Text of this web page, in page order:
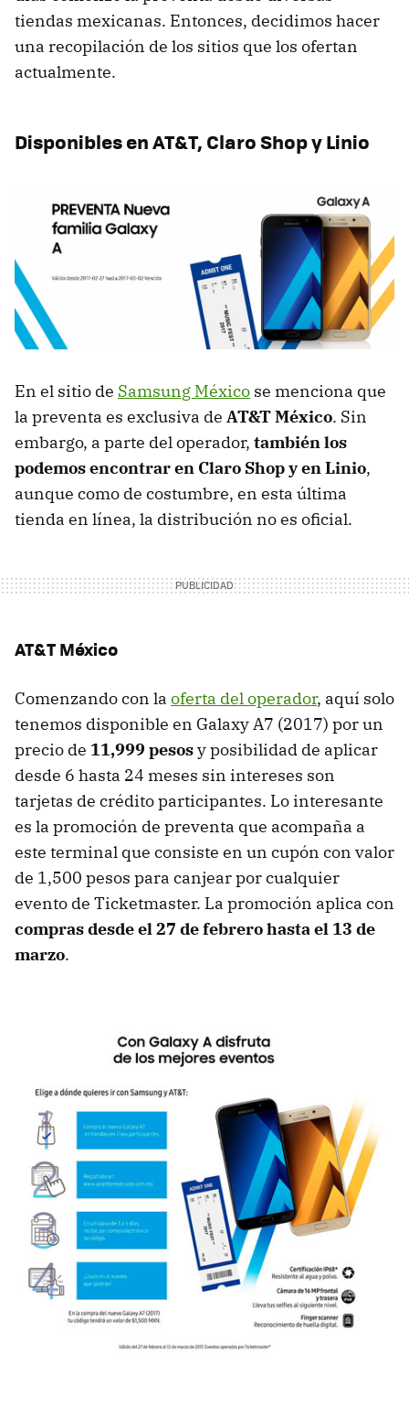
tiendas mexicanas. Entonces, decidimos hacer
una recopilación de los sitios que los ofertan
actualmente.
Disponibles en AT&T, Claro Shop y Linio
En el sitio de Samsung México se menciona que
la preventa es exclusiva de AT&T México. Sin
embargo, a parte del operador, también los
podemos encontrar en Claro Shop y en Linio,
aunque como de costumbre, en esta última
tienda en línea, la distribución no es oficial.
AT&T México
Comenzando con la oferta del operador, aquí solo
tenemos disponible en Galaxy A7 (2017) por un
precio de 11,999 pesosy posibilidad de aplicar
desde 6 hasta 24 meses sin intereses son
tarjetas de crédito participantes. Lo interesante
es la promoción de preventa que acompaña a
este terminal que consiste en un cupón con valor
de 1,500 pesos para canjear por cualquier
evento de Ticketmaster. La promoción aplica con
compras desde el 27 de febrero hasta el 13 de
marzo.